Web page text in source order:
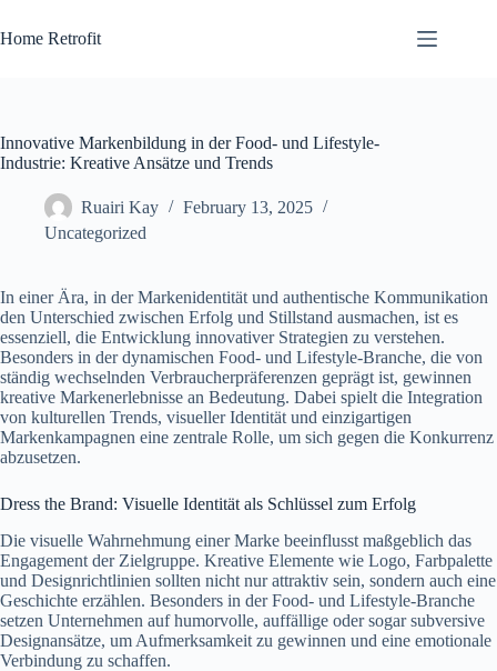
to
content
Home Retrofit
Innovative Markenbildung in der Food- und Lifestyle-
Industrie: Kreative Ansätze und Trends
Ruairi Kay
February 13, 2025
Uncategorized
In einer Ära, in der Markenidentität und authentische Kommunikation
den Unterschied zwischen Erfolg und Stillstand ausmachen, ist es
essenziell, die Entwicklung innovativer Strategien zu verstehen.
Besonders in der dynamischen Food- und Lifestyle-Branche, die von
ständig wechselnden Verbraucherpräferenzen geprägt ist, gewinnen
kreative Markenerlebnisse an Bedeutung. Dabei spielt die Integration
von kulturellen Trends, visueller Identität und einzigartigen
Markenkampagnen eine zentrale Rolle, um sich gegen die Konkurrenz
abzusetzen.
Dress the Brand: Visuelle Identität als Schlüssel zum Erfolg
Die visuelle Wahrnehmung einer Marke beeinflusst maßgeblich das
Engagement der Zielgruppe. Kreative Elemente wie Logo, Farbpalette
und Designrichtlinien sollten nicht nur attraktiv sein, sondern auch eine
Geschichte erzählen. Besonders in der Food- und Lifestyle-Branche
setzen Unternehmen auf humorvolle, auffällige oder sogar subversive
Designansätze, um Aufmerksamkeit zu gewinnen und eine emotionale
Verbindung zu schaffen.